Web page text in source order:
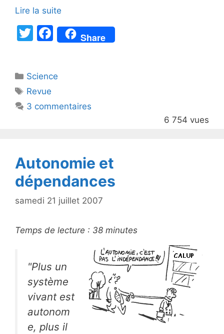
Lire la suite
T
er
F
a
e
o
Share
Catégories
Science
Étiquettes
Revue
3 commentaires
6 754 vues
Autonomie et
dépendances
samedi 21 juillet 2007
Temps de lecture : 38 minutes
"Plus un
système
vivant est
autonom
e, plus il